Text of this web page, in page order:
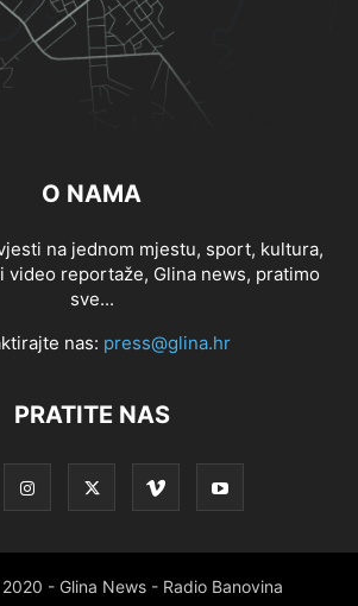
O NAMA
na jednom mjestu, sport, kultura,
video reportaže, Glina news, pratimo
sve...
nas: press@glina.hr
PRATITE NAS
- Glina News - Radio Banovina